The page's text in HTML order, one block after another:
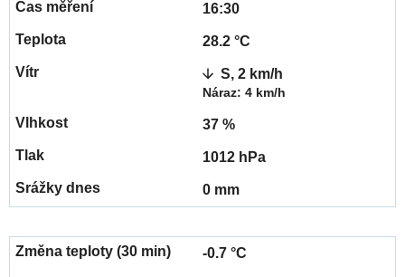
16:30
28.2 °C
S, 2 km/h
Náraz: 4 km/h
37 %
1012 hPa
0 mm
-0.7 °C